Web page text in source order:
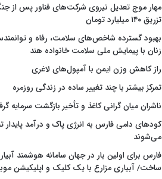
مهار موج تعدیل نیروی شرکت‌های فناور پس از
تزریق ۱۴۰ میلیارد تومان
بهبود گسترده شاخص‌های سلامت، رفاه و
زنان با پیمایش ملی سلامت خانواده هند
راز کاهش وزن ایمن با آمپول‌های لاغری
تمرکز بیشتر با چند تغییر ساده در زندگی روزمره
ناشران میان گرانی کاغذ و تأخیر بازگشت سرمایه
کودهای دامی فارس به انرژی پاک و درآمد پایدار
می‌شوند
فارس برای اولین بار در جهان سامانه هوشمند
ساخت/ آبیاری مزارع با یک کلیک و اپلیکیشن